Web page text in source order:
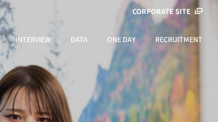
INTERVIEW DATA ONE DAY RECRUITMENT
CORPORATE SITE